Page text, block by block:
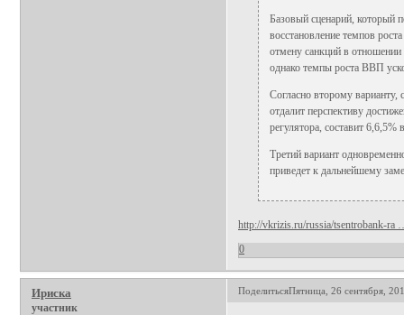
Базовый сценарий, который
восстановление темпов
отмену санкций в
однако темпы роста ВВП
Согласно второму варианту,
отдалит перспективу
регулятора, составит
Третий вариант
приведет к дальнейшему
http://vkrizis.ru/russia/tsentrobank-ra
0
ПоделитьсяПятница, 26 сентября,
Ириска
участник